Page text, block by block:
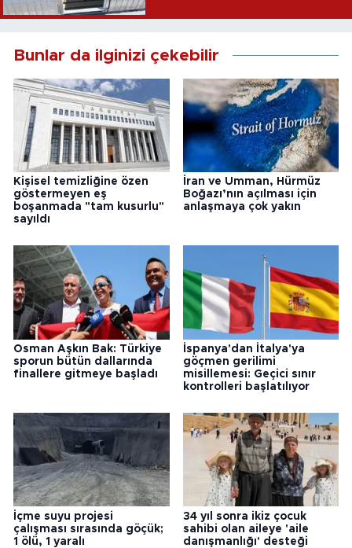
Bunlar da ilginizi çekebilir
Kişisel temizliğine özen
göstermeyen eş
boşanmada "tam kusurlu"
sayıldı
İran ve Umman, Hürmüz
Boğazı’nın açılması için
anlaşmaya çok yakın
Osman Aşkın Bak: Türkiye
sporun bütün dallarında
finallere gitmeye başladı
İspanya'dan İtalya'ya
göçmen gerilimi
misillemesi: Geçici sınır
kontrolleri başlatılıyor
İçme suyu projesi
çalışması sırasında göçük;
1 ölü, 1 yaralı
34 yıl sonra ikiz çocuk
sahibi olan aileye 'aile
danışmanlığı' desteği